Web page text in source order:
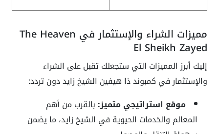
مميزات الشراء والإستثمار في The Heaven
El Sheikh Zayed
إليك أبرز المميزات التي ستجعلك تقبل على الشراء
والإستثمار في كمبوند ذا هيفين الشيخ زايد دون تردد:
موقع استراتيجي متميز: بالقرب من أهم
المعالم والخدمات الحيوية في الشيخ زايد، ما يضمن